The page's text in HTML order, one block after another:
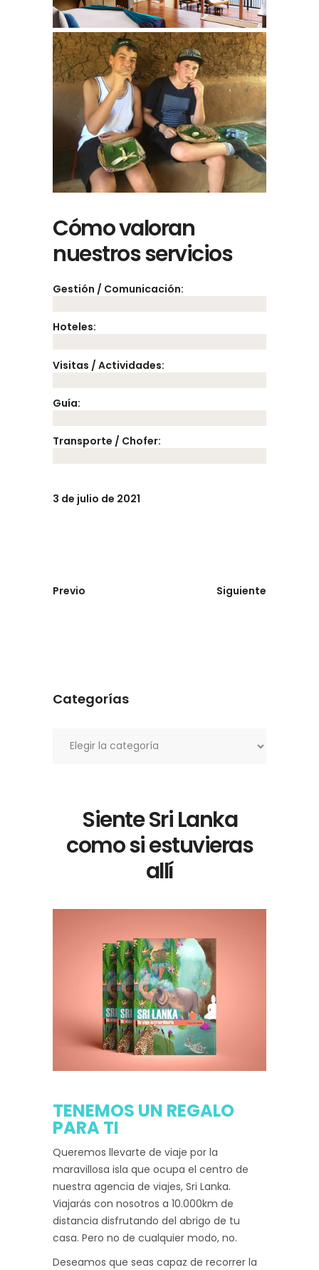
Cómo valoran
nuestros servicios
Gestión / Comunicación:
Hoteles:
Visitas / Actividades:
Guía:
Transporte / Chofer:
3 de julio de 2021
Previo Siguiente
Categorías
Siente Sri Lanka
como si estuvieras
allí
TENEMOS UN REGALO
PARA TI
Queremos llevarte de viaje por la
maravillosa isla que ocupa el centro de
nuestra agencia de viajes, Sri Lanka.
Viajarás con nosotros a 10.000km de
distancia disfrutando del abrigo de tu
casa. Pero no de cualquier modo, no.
Deseamos que seas capaz de recorrer la